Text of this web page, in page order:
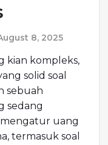
8, 2025
kian kompleks,
solid soal
sebuah
sedang
uang
termasuk soal